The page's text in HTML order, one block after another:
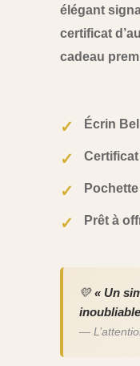
élégant
certificat
cadeau
✓ Écrin
✓
✓
✓ Prêt à
💛« Un
—